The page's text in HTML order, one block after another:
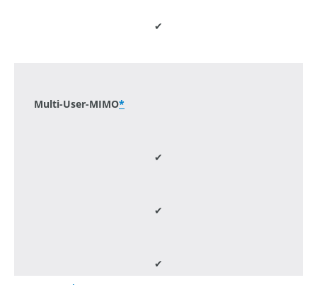
✔
Multi-User-MIMO*
✔
✔
✔